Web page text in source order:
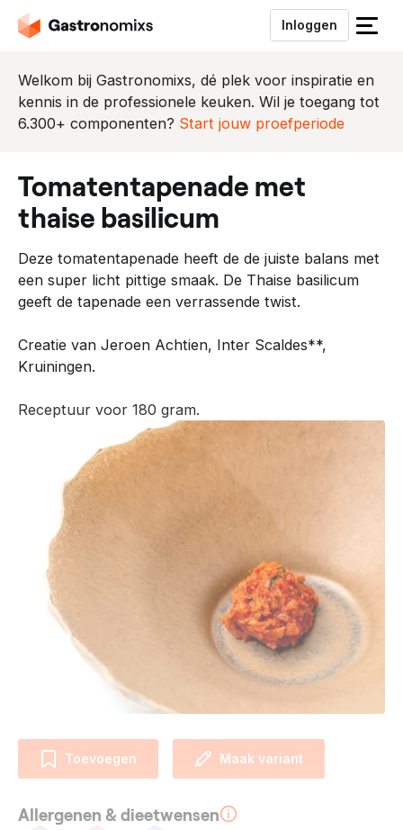
Inloggen
S
u
i
Welkom bij Gastronomixs, dé plek voor inspiratie en
kennis in de professionele keuken. Wil je toegang tot
6.300+ componenten? Start jouw proefperiode
tomatentapenade met
thaise basilicum
Deze tomatentapenade heeft de de juiste balans met
een super licht pittige smaak. De Thaise basilicum
geeft de tapenade een verrassende twist.
Creatie van Jeroen Achtien, Inter Scaldes**,
Kruiningen.
Receptuur voor 180 gram.
Toevoegen Maak variant
Allergenen & dieetwensen